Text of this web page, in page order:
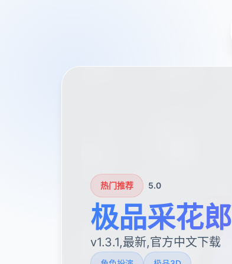
热门推荐 5.0
极品采花郎
v1.3.1,最新,官方中文下载